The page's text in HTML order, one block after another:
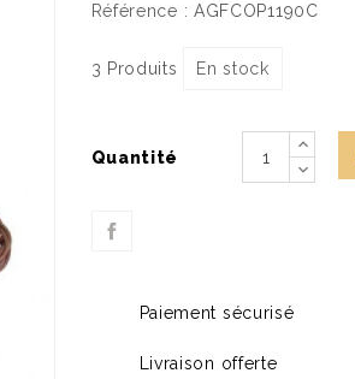
Référence : AGFCOP1190C
3 Produits En stock
Quantité
Paiement sécurisé
Livraison offerte